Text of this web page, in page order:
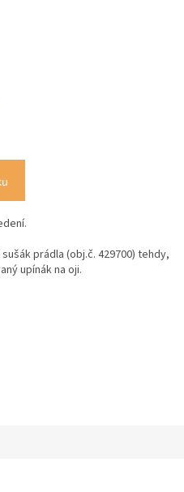
prádla (obj.č. 429700) tehdy,
upínák na oji.